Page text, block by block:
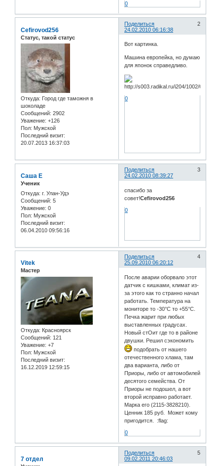
0
Поделиться
2
24.02.2010 06:16:38
Cefirovod256
Статус, такой статус
Откуда: Город где таможня в
шоколаде
Сообщений: 2902
Уважение: +126
Пол: Мужской
Последний визит:
20.07.2013 16:37:03
Вот картинка.
Машина европейка, но думаю
для японок справедливо.
0
Поделиться
3
24.02.2010 08:39:27
Саша Е
Ученик
Откуда: г. Улан-Удэ
Сообщений: 5
Уважение: 0
Пол: Мужской
Последний визит:
06.04.2010 09:56:16
спасибо за
совет!Cefirovod256
0
Поделиться
4
25.09.2010 06:20:12
Vitek
Мастер
Откуда: Красноярск
Сообщений: 121
Уважение: +7
Пол: Мужской
Последний визит:
16.12.2019 12:59:15
После аварии оборвало этот
датчик с кишками, климат из-
за этого как то странно начал
работать. Температура на
мониторе то -30°С то +55°С.
Печка жарит при любых
выставленных градусах.
Новый стОит где то в районе
двушки. Решил сэкономить
подобрать от нашего
отечественного хлама, там
два варианта, либо от
Приоры, либо от автомобилей
десятого семейства. От
Приоры не подошел, а вот
второй исправно работает.
Марка его (2115-3828210).
Ценник 185 руб. Может кому
пригодится. :flag:
0
Поделиться
5
09.02.2011 20:46:03
7 отдел